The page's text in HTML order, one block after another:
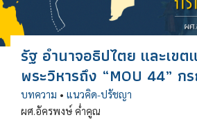
รัฐ อำนาจอธิปไตย และเข
พระวิหารถึง “MOU 44” ก
บทความ • แนวคิด-ปรัชญา
ผศ.อัครพงษ์ ค่ำคูณ